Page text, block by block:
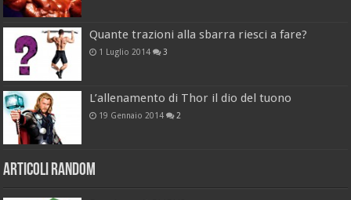
Quante trazioni alla sbarra riesci a fare?
1 Luglio 2014 3
L’allenamento di Thor il dio del tuono
19 Gennaio 2014 2
Articoli Random